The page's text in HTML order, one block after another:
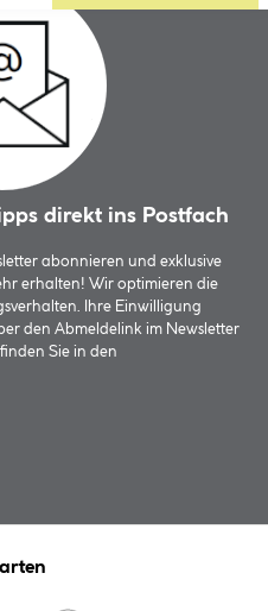
direkt ins Postfach
abonnieren und exklusive
erhalten! Wir optimieren die
Ihre Einwilligung
den Abmeldelink im Newsletter
Sie in den